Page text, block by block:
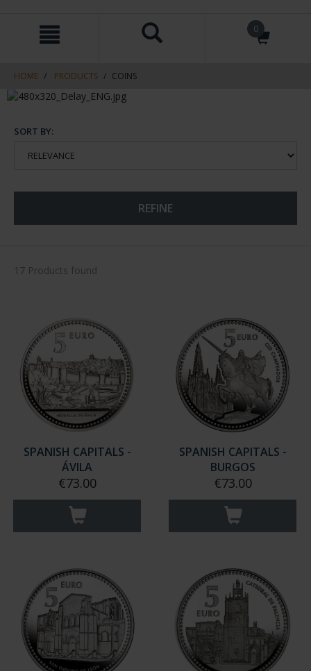
navigation
0
HOME PRODUCTS COINS
SORT BY:
REFINE
17 Products found
SPANISH CAPITALS -
ÁVILA
€73.00
SPANISH CAPITALS -
BURGOS
€73.00